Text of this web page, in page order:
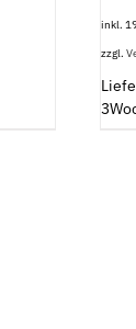
inkl.
zzgl.